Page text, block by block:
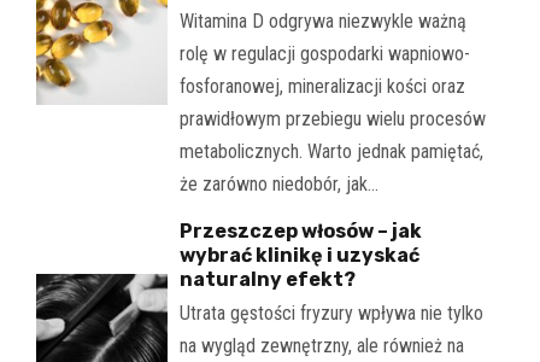
Witamina D odgrywa niezwykle ważną
rolę w regulacji gospodarki wapniowo-
fosforanowej, mineralizacji kości oraz
prawidłowym przebiegu wielu procesów
metabolicznych. Warto jednak pamiętać,
że zarówno niedobór, jak…
Przeszczep włosów – jak
wybrać klinikę i uzyskać
naturalny efekt?
Utrata gęstości fryzury wpływa nie tylko
na wygląd zewnętrzny, ale również na